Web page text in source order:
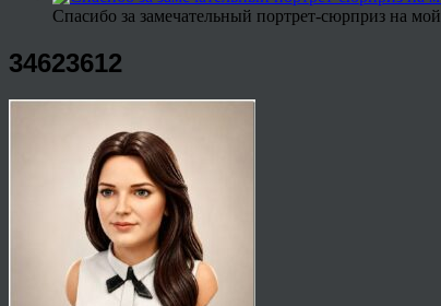
Спасибо за замечательный портрет-сюрприз на
34623612